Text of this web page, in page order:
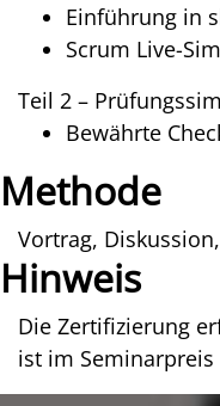
Einführung in
Scrum Live-
Teil 2 –
Bewährte
Methode
Vortrag,
Hinweis
Die Zertifizierung
ist im Seminarpreis